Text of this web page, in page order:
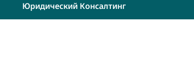
Юридический Консалтинг